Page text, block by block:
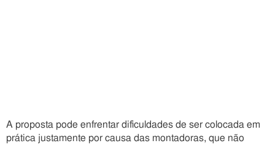
A proposta pode enfrentar dificuldades de ser colocada em
prática justamente por causa das montadoras, que não